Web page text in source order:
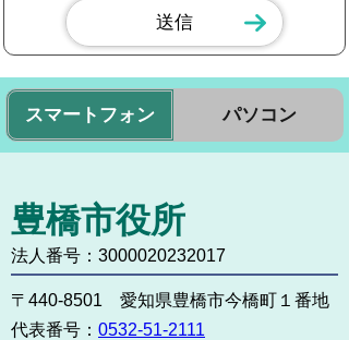
スマートフォン パソコン
豊橋市役所
法人番号：3000020232017
〒440-8501 愛知県豊橋市今橋町１番地
代表番号： 0532-51-2111